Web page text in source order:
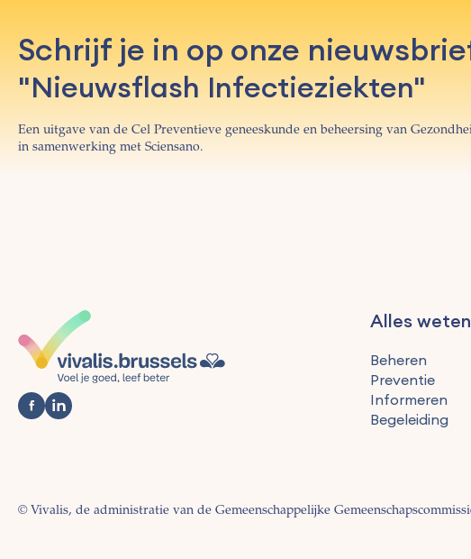
Schrijf je in op onze
"Nieuwsflash Infectieziekten"
Een uitgave van de Cel Preventieve geneeskunde en beheersing van
in samenwerking met Sciensano.
Alles weten
Beheren
Preventie
Informeren
Begeleiding
© Vivalis, de administratie van de Gemeenschappelijke